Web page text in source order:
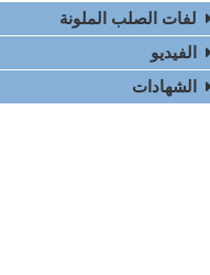
لفات الصلب الملونة
الفيديو
الشهادات